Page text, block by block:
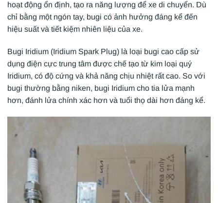
hoạt động ổn định, tạo ra năng lượng để xe di chuyển. Dù
chỉ bằng một ngón tay, bugi có ảnh hưởng đáng kể đến
hiệu suất và tiết kiệm nhiên liệu của xe.
Bugi Iridium (Iridium Spark Plug) là loại bugi cao cấp sử
dụng điện cực trung tâm được chế tạo từ kim loại quý
Iridium, có độ cứng và khả năng chịu nhiệt rất cao. So với
bugi thường bằng niken, bugi Iridium cho tia lửa mạnh
hơn, đánh lửa chính xác hơn và tuổi thọ dài hơn đáng kể.